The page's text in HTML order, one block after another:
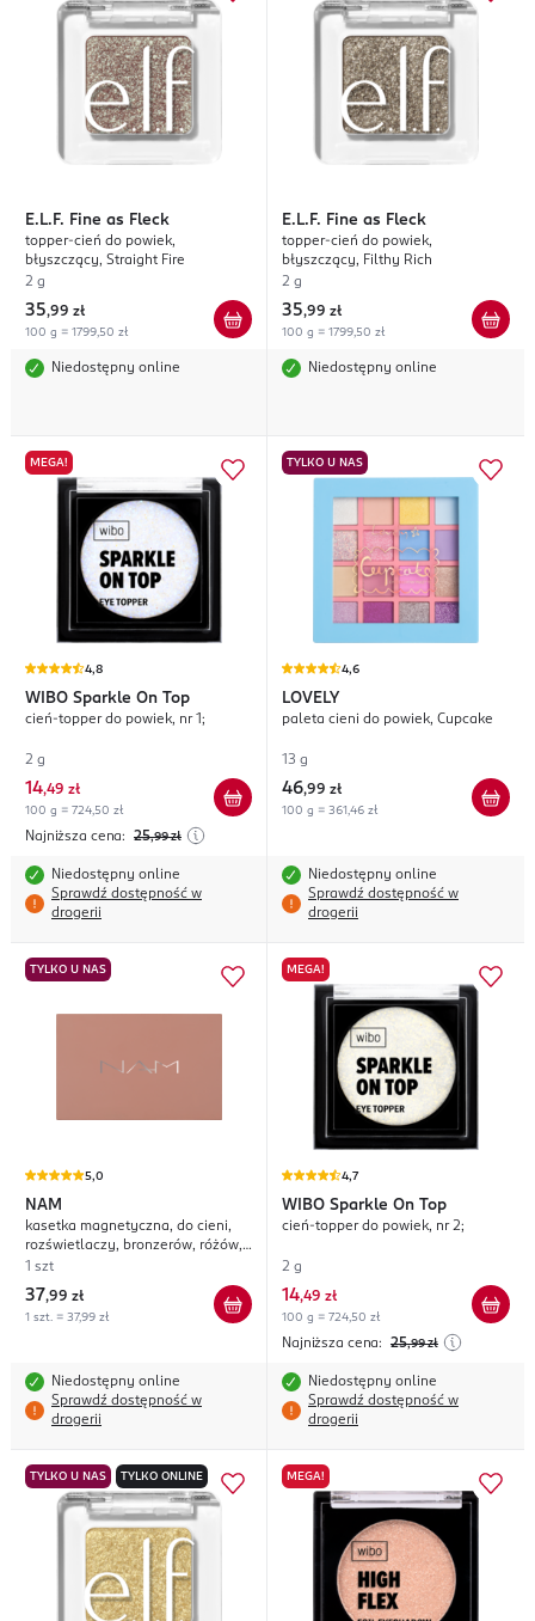
E.L.F. Fine as Fleck
topper-cień do powiek,
błyszczący, Straight Fire
2 g
35,99 zł
100 g = 1799,50 zł
Niedostępny online
E.L.F. Fine as Fleck
topper-cień do powiek,
błyszczący, Filthy Rich
2 g
35,99 zł
100 g = 1799,50 zł
Niedostępny online
MEGA!
4,8
WIBO Sparkle On Top
cień-topper do powiek, nr 1;
2 g
14,49 zł
100 g = 724,50 zł
Najniższa cena: 25,99 zł
Niedostępny online
Sprawdź dostępność w
drogerii
TYLKO U NAS
4,6
LOVELY
paleta cieni do powiek, Cupcake
13 g
46,99 zł
100 g = 361,46 zł
Niedostępny online
Sprawdź dostępność w
drogerii
TYLKO U NAS
5,0
NAM
kasetka magnetyczna, do cieni,
rozświetlaczy, bronzerów, różów,
średnia
1 szt
37,99 zł
1 szt. = 37,99 zł
Niedostępny online
Sprawdź dostępność w
drogerii
MEGA!
4,7
WIBO Sparkle On Top
cień-topper do powiek, nr 2;
2 g
14,49 zł
100 g = 724,50 zł
Najniższa cena: 25,99 zł
Niedostępny online
Sprawdź dostępność w
drogerii
TYLKO U NAS TYLKO ONLINE MEGA!